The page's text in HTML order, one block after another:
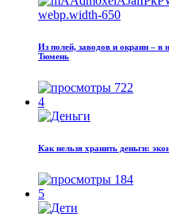
Из полей, заводов и окраин –
Тюмень
722
4
Как нельзя хранить деньги:
184
5